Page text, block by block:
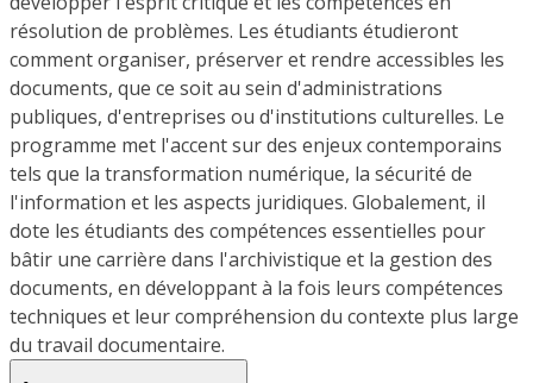
résolution de problèmes. Les étudiants étudieront
comment organiser, préserver et rendre accessibles les
documents, que ce soit au sein d'administrations
publiques, d'entreprises ou d'institutions culturelles. Le
programme met l'accent sur des enjeux contemporains
tels que la transformation numérique, la sécurité de
l'information et les aspects juridiques. Globalement, il
dote les étudiants des compétences essentielles pour
bâtir une carrière dans l'archivistique et la gestion des
documents, en développant à la fois leurs compétences
techniques et leur compréhension du contexte plus large
du travail documentaire.